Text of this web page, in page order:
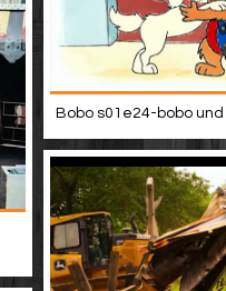
Bobo s01e24-bobo